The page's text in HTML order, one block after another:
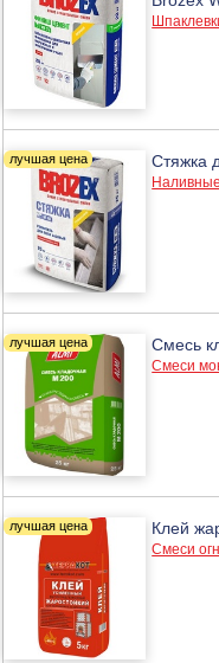
Стяжка
Смесь
Смеси
Клей
Смеси